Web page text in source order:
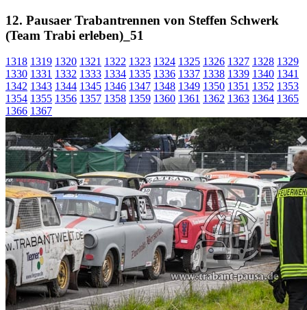
12. Pausaer Trabantrennen von Steffen Schwerk
(Team Trabi erleben)_51
1318 1319 1320 1321 1322 1323 1324 1325 1326 1327 1328 1329
1330 1331 1332 1333 1334 1335 1336 1337 1338 1339 1340 1341
1342 1343 1344 1345 1346 1347 1348 1349 1350 1351 1352 1353
1354 1355 1356 1357 1358 1359 1360 1361 1362 1363 1364 1365
1366 1367